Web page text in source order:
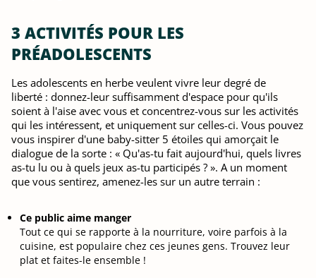
3 ACTIVITÉS POUR LES
PRÉADOLESCENTS
Les adolescents en herbe veulent vivre leur degré de
liberté : donnez-leur suffisamment d'espace pour qu'ils
soient à l'aise avec vous et concentrez-vous sur les activités
qui les intéressent, et uniquement sur celles-ci. Vous pouvez
vous inspirer d'une baby-sitter 5 étoiles qui amorçait le
dialogue de la sorte : « Qu'as-tu fait aujourd'hui, quels livres
as-tu lu ou à quels jeux as-tu participés ? ». A un moment
que vous sentirez, amenez-les sur un autre terrain :
Ce public aime manger
Tout ce qui se rapporte à la nourriture, voire parfois à la
cuisine, est populaire chez ces jeunes gens. Trouvez leur
plat et faites-le ensemble !